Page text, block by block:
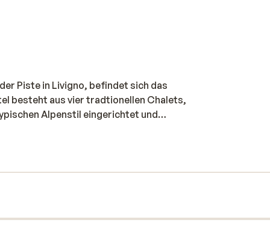
Piste in Livigno, befindet sich das
besteht aus vier tradtionellen Chalets,
Alpenstil eingerichtet und
Der erste Skilift, der eine Verbindung
Sie also bis zur Türe fahren. Der
zu den anderen Skiliften bringt, hält
ausruhen. Hier finden Sie:
Es gibt auch ein schönes Hallenbad mit
können Sie noch ein Gläschen Wein
ein. Hier befinden sich einige nette